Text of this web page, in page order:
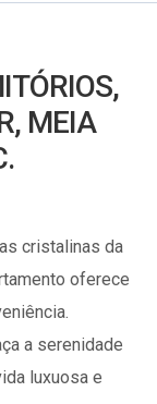
MEIA
cristalinas da
oferece
a serenidade
luxuosa e